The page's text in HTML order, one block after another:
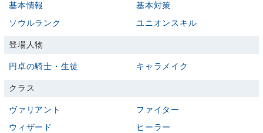
基本情報
基本対策
ソウルランク
ユニオンスキル
登場人物
円卓の騎士・生徒 キャラメイク
クラス
ヴァリアント
ファイター
ウィザード
ヒーラー